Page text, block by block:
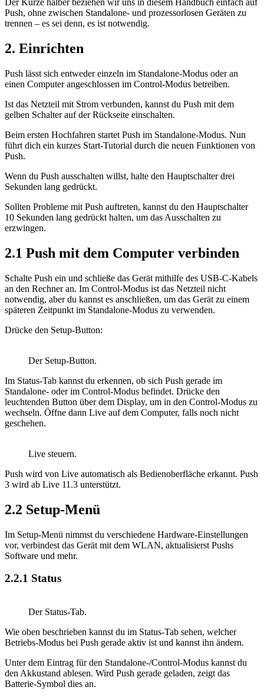
Der Kürze halber beziehen wir uns in diesem Handbuch einfach auf
Push, ohne zwischen Standalone- und prozessorlosen Geräten zu
trennen – es sei denn, es ist notwendig.
2. Einrichten
Push lässt sich entweder einzeln im Standalone-Modus oder an
einen Computer angeschlossen im Control-Modus betreiben.
Ist das Netzteil mit Strom verbunden, kannst du Push mit dem
gelben Schalter auf der Rückseite einschalten.
Beim ersten Hochfahren startet Push im Standalone-Modus. Nun
führt dich ein kurzes Start-Tutorial durch die neuen Funktionen von
Push.
Wenn du Push ausschalten willst, halte den Hauptschalter drei
Sekunden lang gedrückt.
Sollten Probleme mit Push auftreten, kannst du den Hauptschalter
10 Sekunden lang gedrückt halten, um das Ausschalten zu
erzwingen.
2.1 Push mit dem Computer verbinden
Schalte Push ein und schließe das Gerät mithilfe des USB-C-Kabels
an den Rechner an. Im Control-Modus ist das Netzteil nicht
notwendig, aber du kannst es anschließen, um das Gerät zu einem
späteren Zeitpunkt im Standalone-Modus zu verwenden.
Drücke den Setup-Button:
Der Setup-Button.
Im Status-Tab kannst du erkennen, ob sich Push gerade im
Standalone- oder im Control-Modus befindet. Drücke den
leuchtenden Button über dem Display, um in den Control-Modus zu
wechseln. Öffne dann Live auf dem Computer, falls noch nicht
geschehen.
Live steuern.
Push wird von Live automatisch als Bedienoberfläche erkannt. Push
3 wird ab Live 11.3 unterstützt.
2.2 Setup-Menü
Im Setup-Menü nimmst du verschiedene Hardware-Einstellungen
vor, verbindest das Gerät mit dem WLAN, aktualisierst Pushs
Software und mehr.
2.2.1 Status
Der Status-Tab.
Wie oben beschrieben kannst du im Status-Tab sehen, welcher
Betriebs-Modus bei Push gerade aktiv ist und kannst ihn ändern.
Unter dem Eintrag für den Standalone-/Control-Modus kannst du
den Akkustand ablesen. Wird Push gerade geladen, zeigt das
Batterie-Symbol dies an.